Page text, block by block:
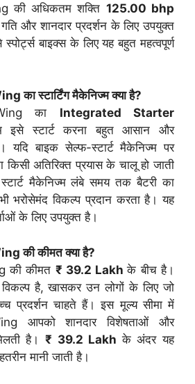
की अधिकतम शक्ति 125.00 bhp
और शानदार प्रदर्शन के लिए उपयुक्त
बाइक्स के लिए यह बहुत महत्वपूर्ण
का स्टार्टिंग मैकेनिज्म क्या है?
का Integrated Starter
इसे स्टार्ट करना बहुत आसान और
यदि बाइक सेल्फ-स्टार्ट मैकेनिज्म पर
किसी अतिरिक्त प्रयास के चालू हो जाती
मैकेनिज्म लंबे समय तक बैटरी का
भरोसेमंद विकल्प प्रदान करता है। यह
के लिए उपयुक्त है।
की कीमत क्या है?
की कीमत ₹ 39.2 Lakhके बीच है।
है, खासकर उन लोगों के लिए जो
प्रदर्शन चाहते हैं। इस मूल्य सीमा में
आपको शानदार विशेषताओं और
है। ₹ 39.2 Lakhके अंदर यह
मानी जाती है।